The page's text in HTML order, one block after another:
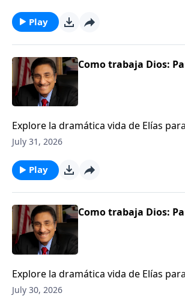
Play
Como trabaja Dios:
Explore la dramática vida de Elías
ilustración de cómo Dios trabaja
July 31, 2026
Play
Como trabaja Dios:
Explore la dramática vida de Elías
ilustración de cómo Dios trabaja
July 30, 2026